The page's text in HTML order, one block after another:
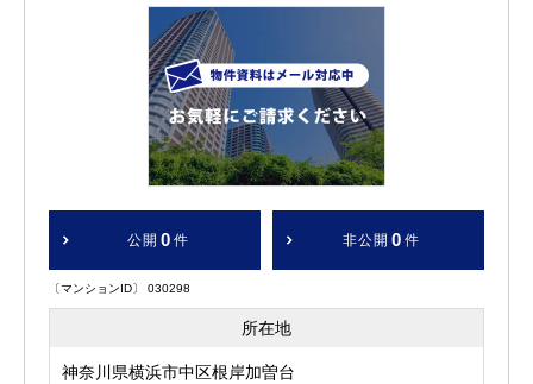
公開 0 件 非公開 0 件
〔マンションID〕 030298
所在地
神奈川県横浜市中区根岸加曽台